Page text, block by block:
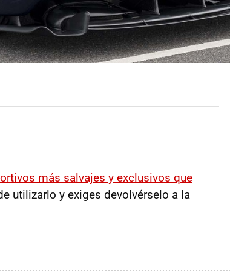
más salvajes y exclusivos que
utilizarlo y exiges devolvérselo a la